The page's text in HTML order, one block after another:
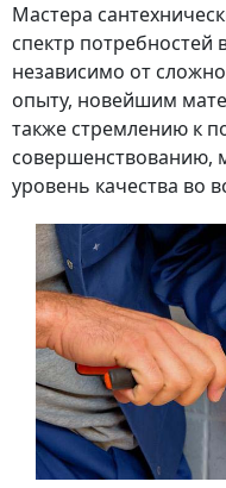
Мастера
спектр
независимо от
опыту, новейшим
также стремлению к
совершенствованию,
уровень качества во